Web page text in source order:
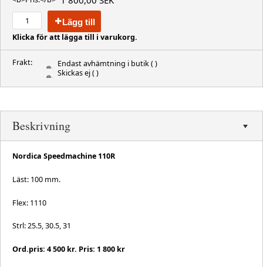
Lägg till
Klicka för att lägga till i varukorg.
Frakt: Endast avhämtning i butik( )
Skickas ej( )
Beskrivning
Nordica Speedmachine 110R
Läst: 100 mm.
Flex: 1110
Strl: 25.5, 30.5, 31
Ord.pris: 4 500 kr. Pris: 1 800 kr